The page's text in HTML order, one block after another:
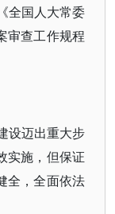
全国人大常委
审查工作规程
设迈出重大步
实施，但保证
全，全面依法